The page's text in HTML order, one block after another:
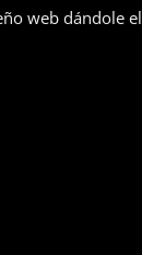
web dándole